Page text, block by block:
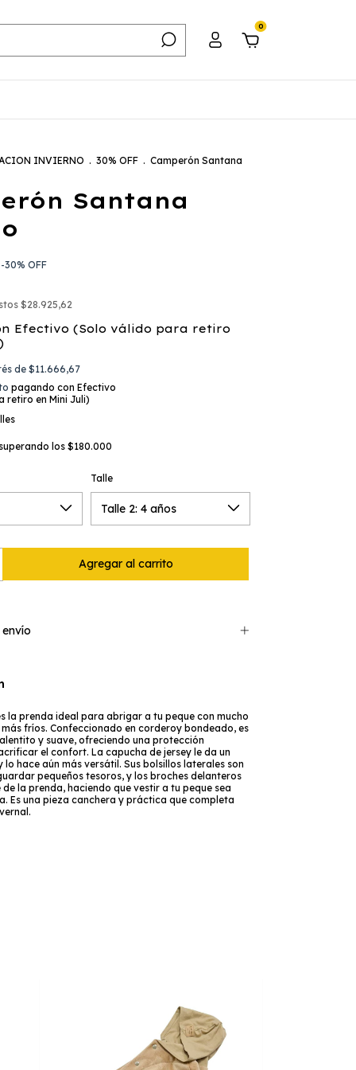
0
INVIERNO . 30% OFF . Camperón Santana
Santana
-30% OFF
$28.925,62
Efectivo (Solo válido para retiro
de $11.666,67
pagando con Efectivo
retiro en Mini Juli)
superando los $180.000
Talle
la prenda ideal para abrigar a tu peque con mucho
fríos. Confeccionado en corderoy bondeado, es
y suave, ofreciendo una protección
el confort. La capucha de jersey le da un
lo hace aún más versátil. Sus bolsillos laterales son
pequeños tesoros, y los broches delanteros
la prenda, haciendo que vestir a tu peque sea
Es una pieza canchera y práctica que completa